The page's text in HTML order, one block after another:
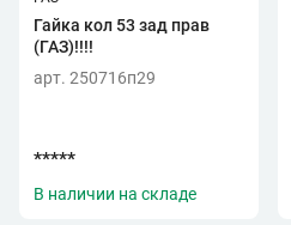
Гайка кол 53 зад прав
(ГАЗ)!!!!
арт. 250716п29
*****
В наличии на складе